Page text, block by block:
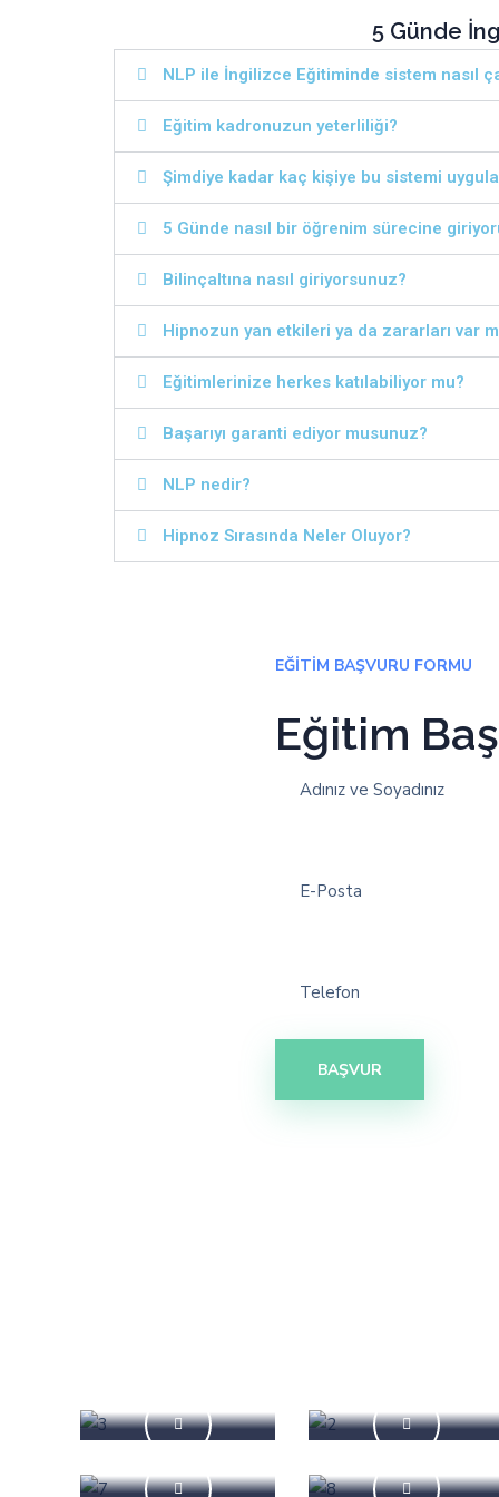
5 Günde
NLP ile İngilizce Eğitiminde sistem nasıl
Eğitim kadronuzun yeterliliği?
Şimdiye kadar kaç kişiye bu sistemi
5 Günde nasıl bir öğrenim sürecine
Bilinçaltına nasıl giriyorsunuz?
Hipnozun yan etkileri ya da zararları var
Eğitimlerinize herkes katılabiliyor mu?
Başarıyı garanti ediyor musunuz?
NLP nedir?
Hipnoz Sırasında Neler Oluyor?
EĞITIM BAŞVURU FORMU
Eğitim